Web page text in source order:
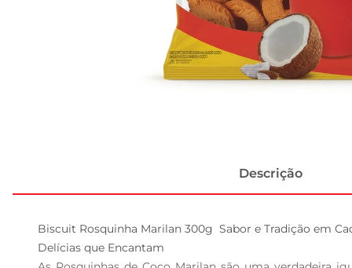
Descrição
Biscuit Rosquinha Marilan 300g  Sabor e Tradição em
Delícias que Encantam